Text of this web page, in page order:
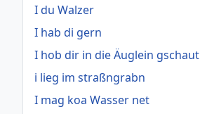
I du Walzer
I hab di gern
I hob dir in die Äuglein gschaut
i lieg im straßngrabn
I mag koa Wasser net